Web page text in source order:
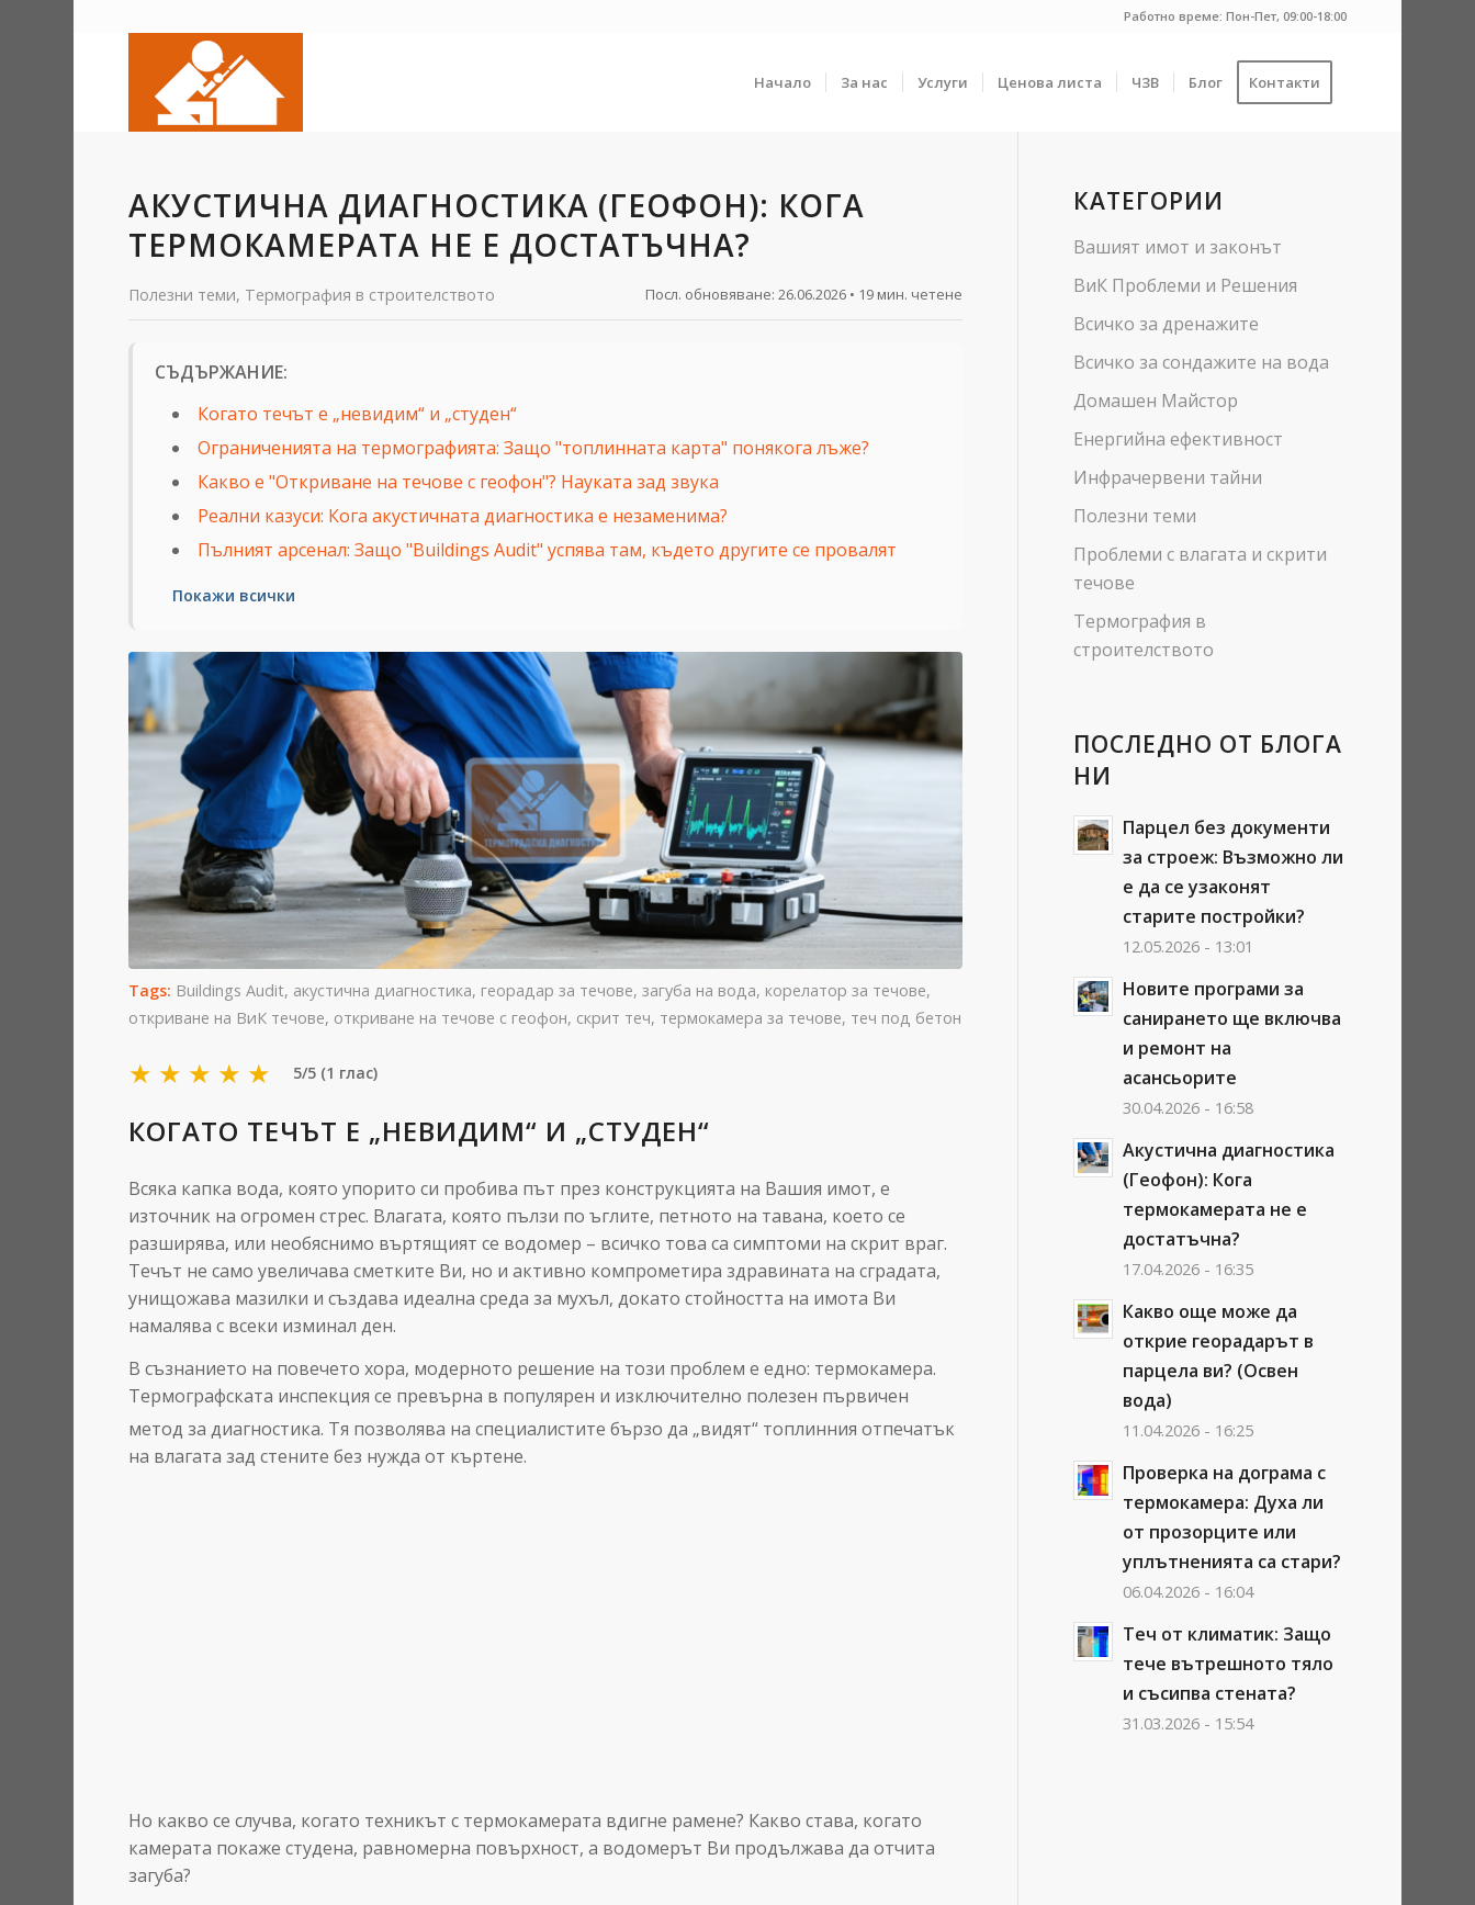
Работно време: Пон-Пет, 09:00-18:00
Начало За нас Услуги Ценова листа ЧЗВ Блог Контакти
АКУСТИЧНА ДИАГНОСТИКА (ГЕОФОН): КОГА
ТЕРМОКАМЕРАТА НЕ Е ДОСТАТЪЧНА?
Полезни теми, Термография в строителството Посл. обновяване:26.06.2026 • 19 мин. четене
СЪДЪРЖАНИЕ:
Когато течът е „невидим“ и „студен“
Ограниченията на термографията: Защо "топлинната карта" понякога лъже?
Какво е "Откриване на течове с геофон"? Науката зад звука
Реални казуси: Кога акустичната диагностика е незаменима?
Пълният арсенал: Защо "Buildings Audit" успява там, където другите се провалят
Покажи всички
Tags: Buildings Audit, акустична диагностика, георадар за течове,загуба на вода, корелатор за течове,
откриване на ВиК течове, откриване на течове с геофон, скрит теч, термокамера за течове, теч под бетон
★
★
★
★
★ 5/5 (1 глас)
КОГАТО ТЕЧЪТ Е „НЕВИДИМ“ И „СТУДЕН“
Всяка капка вода, която упорито си пробива път през конструкцията на Вашия имот, е
източник на огромен стрес. Влагата, която пълзи по ъглите, петното на тавана, което се
разширява, или необяснимо въртящият се водомер – всичко това са симптоми на скрит враг.
Течът не само увеличава сметките Ви, но и активно компрометира здравината на сградата,
унищожава мазилки и създава идеална среда за мухъл, докато стойността на имота Ви
намалява с всеки изминал ден.
В съзнанието на повечето хора, модерното решение на този проблем е едно: термокамера.
Термографската инспекция се превърна в популярен и изключително полезен първичен
метод за диагностика. Тя позволява на специалистите бързо да „видят“ топлинния отпечатък
на влагата зад стените без нужда от къртене.
Но какво се случва, когато техникът с термокамерата вдигне рамене? Какво става, когато
камерата покаже студена, равномерна повърхност, а водомерът Ви продължава да отчита
загуба?
КАТЕГОРИИ
Вашият имот и законът
ВиК Проблеми и Решения
Всичко за дренажите
Всичко за сондажите на вода
Домашен Майстор
Енергийна ефективност
Инфрачервени тайни
Полезни теми
Проблеми с влагата и скрити
течове
Термография в
строителството
ПОСЛЕДНО ОТ БЛОГА
НИ
Парцел без документи
за строеж: Възможно ли
е да се узаконят
старите постройки?
12.05.2026 - 13:01
Новите програми за
санирането ще включва
и ремонт на
асансьорите
30.04.2026 - 16:58
Акустична диагностика
(Геофон): Кога
термокамерата не е
достатъчна?
17.04.2026 - 16:35
Какво още може да
открие георадарът в
парцела ви? (Освен
вода)
11.04.2026 - 16:25
Проверка на дограма с
термокамера: Духа ли
от прозорците или
уплътненията са стари?
06.04.2026 - 16:04
Теч от климатик: Защо
тече вътрешното тяло
и съсипва стената?
31.03.2026 - 15:54